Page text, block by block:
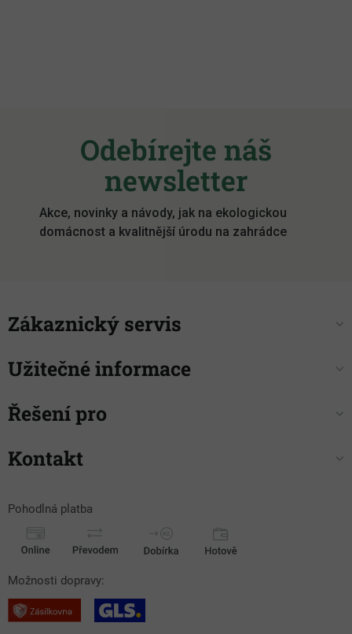
Odebírejte náš
newsletter
Akce, novinky a návody, jak na ekologickou
domácnost a kvalitnější úrodu na zahrádce
Zákaznický servis
Užitečné informace
Řešení pro
Kontakt
Pohodlná platba
Možnosti dopravy: